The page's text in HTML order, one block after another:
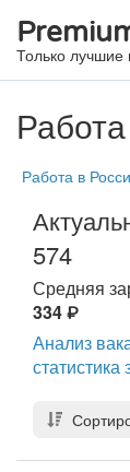
Только лучшие
Работа в
574
Средняя
334
Анализ